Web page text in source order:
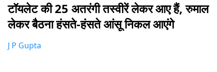
टॉयलेट की 25 अतरंगी तस्वीरें लेकर आए हैं, रुमाल
लेकर बैठना हंसते-हंसते आंसू निकल आएंगे
J P Gupta